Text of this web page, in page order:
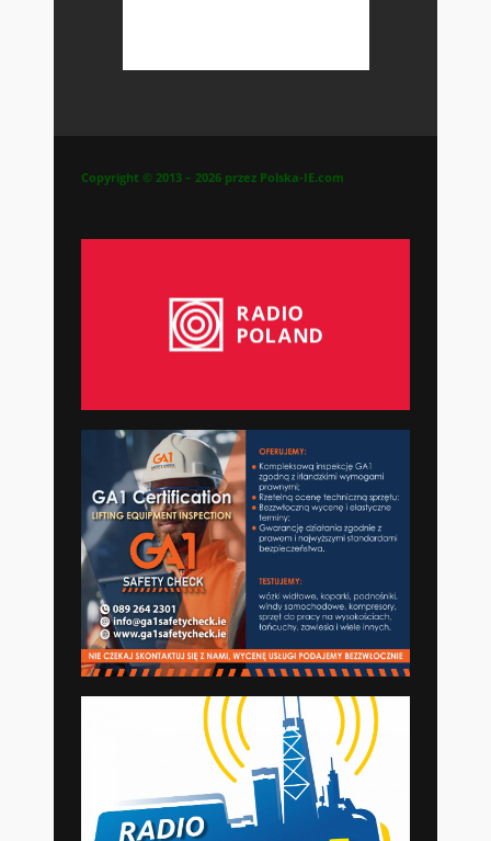
Copyright © 2013 – 2026 przez Polska-IE.com